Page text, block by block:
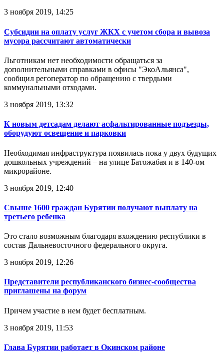
3 ноября 2019, 14:25
Субсидии на оплату услуг ЖКХ с учетом сбора и вывоза
мусора рассчитают автоматически
Льготникам нет необходимости обращаться за
дополнительными справками в офисы "ЭкоАльянса",
сообщил регоператор по обращению с твердыми
коммунальными отходами.
3 ноября 2019, 13:32
К новым детсадам делают асфальтированные подъезды,
оборудуют освещение и парковки
Необходимая инфраструктура появилась пока у двух будущих
дошкольных учреждений – на улице Батожабая и в 140-ом
микрорайоне.
3 ноября 2019, 12:40
Свыше 1600 граждан Бурятии получают выплату на
третьего ребенка
Это стало возможным благодаря вхождению республики в
состав Дальневосточного федерального округа.
3 ноября 2019, 12:26
Представители республиканского бизнес-сообщества
приглашены на форум
Причем участие в нем будет бесплатным.
3 ноября 2019, 11:53
Глава Бурятии работает в Окинском районе